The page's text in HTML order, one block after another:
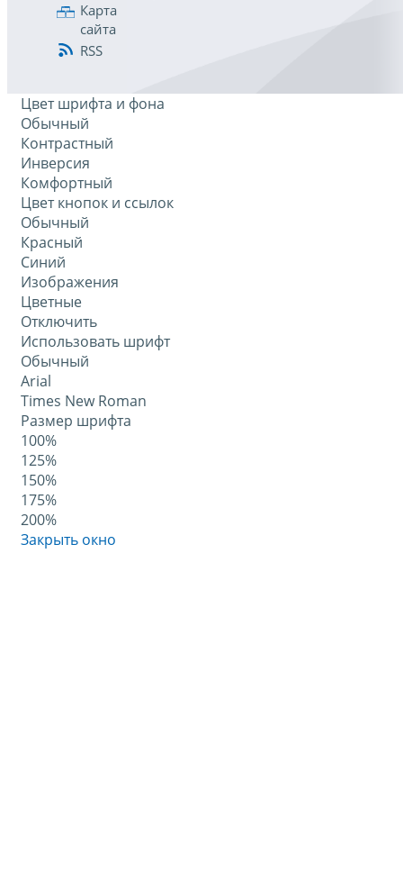
Карта
сайта
RSS
Цвет шрифта и фона
Обычный
Контрастный
Инверсия
Комфортный
Цвет кнопок и ссылок
Обычный
Красный
Синий
Изображения
Цветные
Отключить
Использовать шрифт
Обычный
Arial
Times New Roman
Размер шрифта
100%
125%
150%
175%
200%
Закрыть окно